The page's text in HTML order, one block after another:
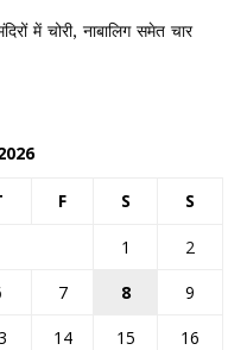
में चोरी, नाबालिग समेत चार
F S S
1
2
7 8
9
14 15
16